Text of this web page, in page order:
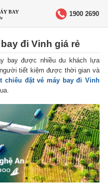
1900 2690
đi Vinh giá rẻ
bay được nhiều du khách lựa
tiết kiệm được thời gian và
chiêu đặt vé máy bay đi Vinh